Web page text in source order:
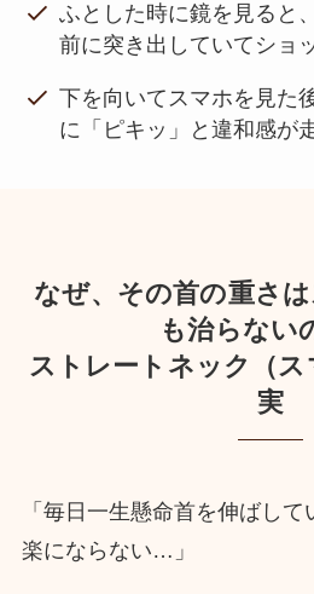
ふとした時に鏡を見ると
前に突き出していてショ
下を向いてスマホを見た
に「ピキッ」と違和感が
なぜ、その首の重さ
も治らない
ストレートネック（
実
「毎日一生懸命首を伸ばし
楽にならない…」